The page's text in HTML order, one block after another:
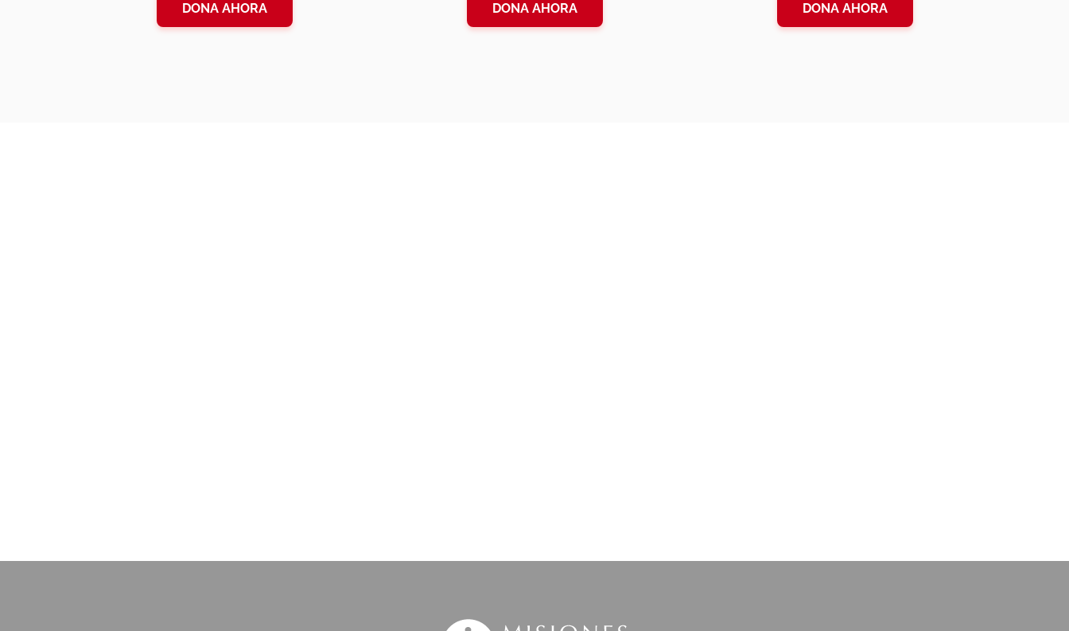
DONA AHORA DONA AHORA DONA AHORA